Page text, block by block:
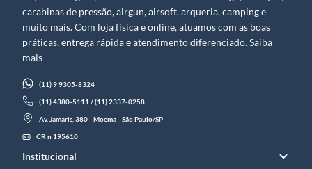
carabinas de pressão, airgun, airsoft, arqueria, camping e
muito mais. Com loja física e online, atuamos com as boas
práticas, entrega rápida e atendimento diferenciado. Saiba
mais
(11) 9 9305-8324
(11) 4380-5111 / (11) 2337-0258
Av. Jamaris, 380 - Moema - São Paulo/SP
CR n 195610
Institucional